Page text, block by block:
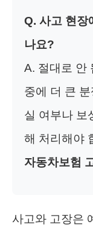
Q. 사고 현장
나요?
A. 절대로 안
중에 더 큰
실 여부나 보
해 처리해야
자동차보험
사고와 고장은